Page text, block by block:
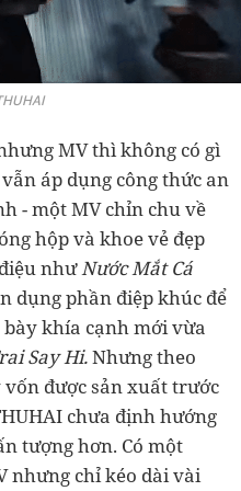
MV thì không có gì
áp dụng công thức an
- một MV chỉn chu về
hộp và khoe vẻ đẹp
nhưNước Mắt Cá
dụng phần điệp khúc để
khía cạnh mới vừa
Say Hi.Nhưng theo
được sản xuất trước
chưa định hướng
tượng hơn. Có một
nhưng chỉ kéo dài vài